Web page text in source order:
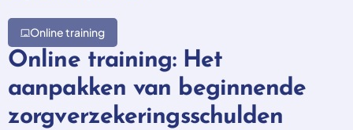
Zorgverzekering afsluiten
Zorgverzekering betalen
Vergoeding van zorg
Zorg in het buitenland
Nieuw in Nederland
Geen zorgverzekering
Focus en impact
Uitspraken
Trainingen
Over SKGZ
Online training: Het
aanpakken van beginnende
zorgverzekeringsschulden
Online training